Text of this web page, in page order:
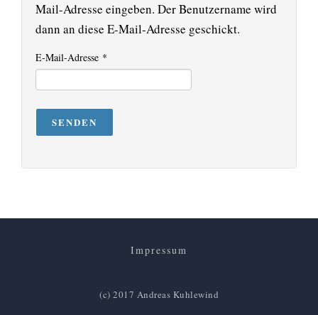
Mail-Adresse eingeben. Der Benutzername wird
dann an diese E-Mail-Adresse geschickt.
E-Mail-Adresse *
SENDEN
Impressum
(c) 2017 Andreas Kuhlewind